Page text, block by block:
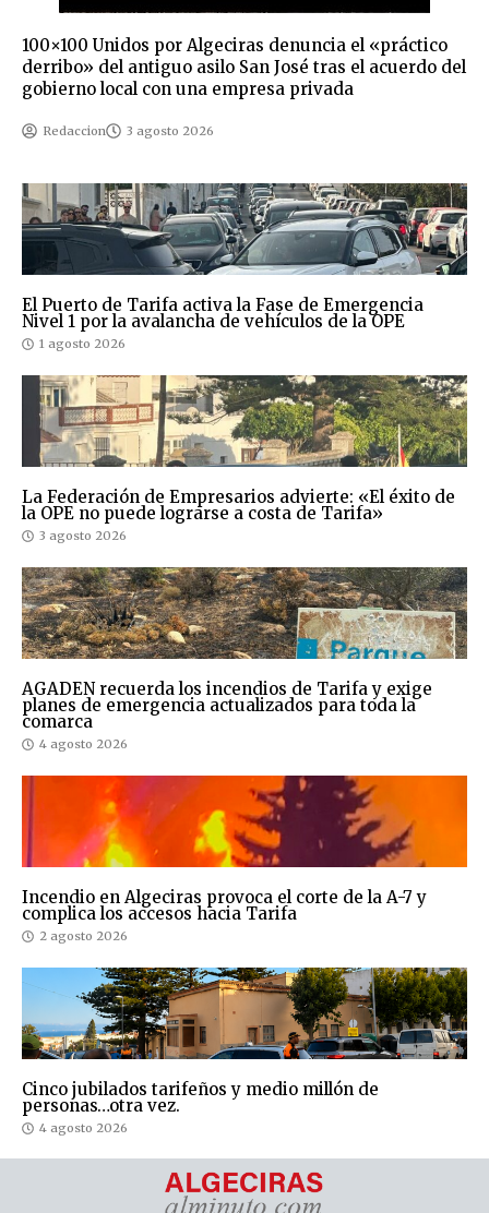
100×100 Unidos por Algeciras denuncia el «práctico
derribo» del antiguo asilo San José tras el acuerdo del
gobierno local con una empresa privada
Redaccion 3 agosto 2026
El Puerto de Tarifa activa la Fase de Emergencia
Nivel 1 por la avalancha de vehículos de la OPE
1 agosto 2026
La Federación de Empresarios advierte: «El éxito de
la OPE no puede lograrse a costa de Tarifa»
3 agosto 2026
AGADEN recuerda los incendios de Tarifa y exige
planes de emergencia actualizados para toda la
comarca
4 agosto 2026
Incendio en Algeciras provoca el corte de la A-7 y
complica los accesos hacia Tarifa
2 agosto 2026
Cinco jubilados tarifeños y medio millón de
personas…otra vez.
4 agosto 2026